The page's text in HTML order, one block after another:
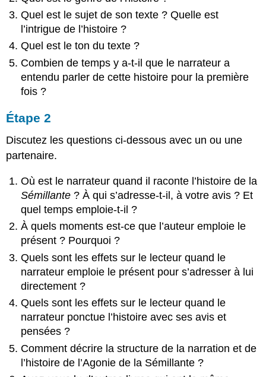
Quel est le sujet de son texte ? Quelle est
l’intrigue de l’histoire ?
Quel est le ton du texte ?
Combien de temps y a-t-il que le narrateur a
entendu parler de cette histoire pour la première
fois ?
Étape 2
Discutez les questions ci-dessous avec un ou une
partenaire.
Où est le narrateur quand il raconte l’histoire de la
Sémillante ? À qui s’adresse-t-il, à votre avis ? Et
quel temps emploie-t-il ?
À quels moments est-ce que l’auteur emploie le
présent ? Pourquoi ?
Quels sont les effets sur le lecteur quand le
narrateur emploie le présent pour s’adresser à lui
directement ?
Quels sont les effets sur le lecteur quand le
narrateur ponctue l’histoire avec ses avis et
pensées ?
Comment décrire la structure de la narration et de
l’histoire de l’Agonie de la Sémillante ?